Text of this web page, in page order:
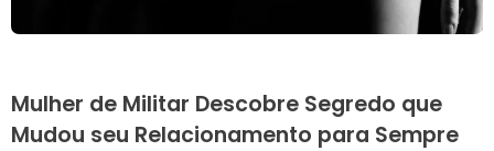
Mulher de Militar Descobre Segredo que
Mudou seu Relacionamento para Sempre